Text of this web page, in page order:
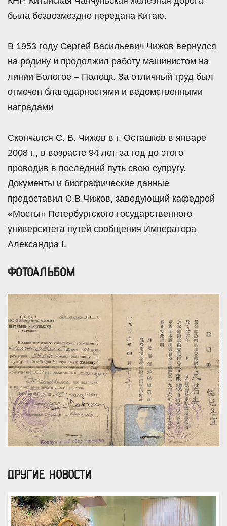
была безвозмездно передана Китаю.
В 1953 году Сергей Васильевич Чижов вернулся
на родину и продолжил работу машинистом на
линии Бологое – Полоцк. За отличный труд был
отмечен благодарностями и ведомственными
наградами
Скончался С. В. Чижов в г. Осташков в январе
2008 г., в возрасте 94 лет, за год до этого
проводив в последний путь свою супругу.
Документы и биографические данные
предоставил С.В.Чижов, заведующий кафедрой
«Мосты» Петербургского государственного
университета путей сообщения Императора
Александра I.
ФОТОАЛЬБОМ
ДРУГИЕ НОВОСТИ